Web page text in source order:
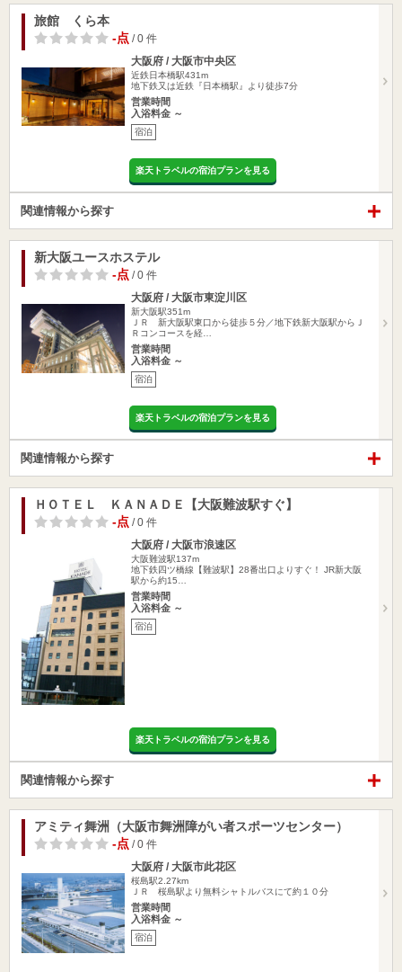
旅館 くら本
-点 / 0 件
大阪府 / 大阪市中央区
近鉄日本橋駅431m
地下鉄又は近鉄『日本橋駅』より徒歩7分
営業時間
入浴料金 ～
宿泊
楽天トラベルの宿泊プランを見る
関連情報から探す
新大阪ユースホステル
-点 / 0 件
大阪府 / 大阪市東淀川区
新大阪駅351m
ＪＲ 新大阪駅東口から徒歩５分／地下鉄新大阪駅からＪ
Ｒコンコースを経…
営業時間
入浴料金 ～
宿泊
楽天トラベルの宿泊プランを見る
関連情報から探す
ＨＯＴＥＬ ＫＡＮＡＤＥ【大阪難波駅すぐ】
-点 / 0 件
大阪府 / 大阪市浪速区
大阪難波駅137m
地下鉄四ツ橋線【難波駅】28番出口よりすぐ！ JR新大阪
駅から約15…
営業時間
入浴料金 ～
宿泊
楽天トラベルの宿泊プランを見る
関連情報から探す
アミティ舞洲（大阪市舞洲障がい者スポーツセンター）
-点 / 0 件
大阪府 / 大阪市此花区
桜島駅2.27km
ＪＲ 桜島駅より無料シャトルバスにて約１０分
営業時間
入浴料金 ～
宿泊